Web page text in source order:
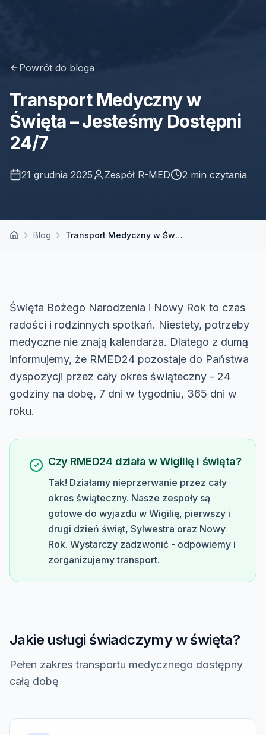
Powrót do bloga
Transport Medyczny w
Święta – Jesteśmy Dostępni
24/7
21 grudnia 2025 Zespół R-MED 2 min czytania
Strona główna
Blog Transport Medyczny w Święta – Jesteśmy Dostępni 24/7
Święta Bożego Narodzenia i Nowy Rok to czas
radości i rodzinnych spotkań. Niestety, potrzeby
medyczne nie znają kalendarza. Dlatego z dumą
informujemy, że RMED24 pozostaje do Państwa
dyspozycji przez cały okres świąteczny - 24
godziny na dobę, 7 dni w tygodniu, 365 dni w
roku.
Czy RMED24 działa w Wigilię i święta?
Tak! Działamy nieprzerwanie przez cały
okres świąteczny. Nasze zespoły są
gotowe do wyjazdu w Wigilię, pierwszy i
drugi dzień świąt, Sylwestra oraz Nowy
Rok. Wystarczy zadzwonić - odpowiemy i
zorganizujemy transport.
Jakie usługi świadczymy w święta?
Pełen zakres transportu medycznego dostępny
całą dobę